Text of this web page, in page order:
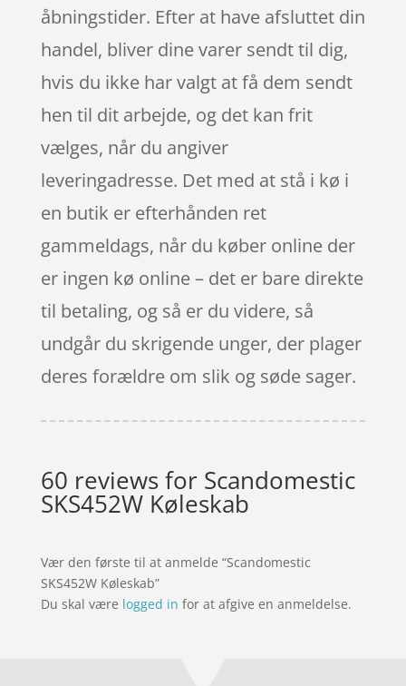
åbningstider. Efter at have afsluttet din
handel, bliver dine varer sendt til dig,
hvis du ikke har valgt at få dem sendt
hen til dit arbejde, og det kan frit
vælges, når du angiver
leveringadresse. Det med at stå i kø i
en butik er efterhånden ret
gammeldags, når du køber online der
er ingen kø online – det er bare direkte
til betaling, og så er du videre, så
undgår du skrigende unger, der plager
deres forældre om slik og søde sager.
60 reviews for Scandomestic
SKS452W Køleskab
Vær den første til at anmelde “Scandomestic
SKS452W Køleskab”
Du skal være logged in for at afgive en anmeldelse.